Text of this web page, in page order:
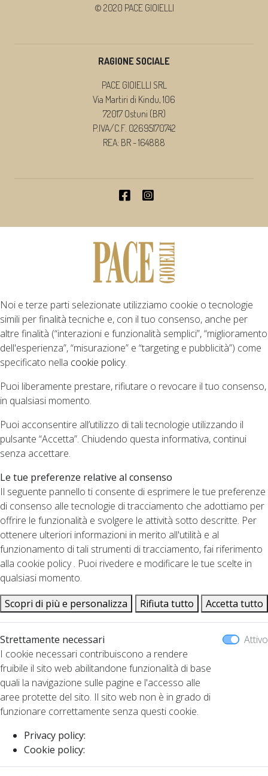
© 2020 PACE GIOIELLI
RAGIONE SOCIALE
PACE GIOIELLI SRL
Via Martiri di Kindu, 106
72017 Ostuni (BR)
P.IVA/C.F. 02695170742
REA: BR - 164888
Noi e terze parti selezionate utilizziamo cookie o tecnologie
simili per finalità tecniche e, con il tuo consenso, anche per
altre finalità (“interazioni e funzionalità semplici”, “miglioramento
dell'esperienza”, “misurazione” e “targeting e pubblicità”) come
specificato nella cookie policy.
Puoi liberamente prestare, rifiutare o revocare il tuo consenso,
in qualsiasi momento.
Puoi acconsentire all’utilizzo di tali tecnologie utilizzando il
pulsante “Accetta”. Chiudendo questa informativa, continui
senza accettare.
Le tue preferenze relative al consenso
Il seguente pannello ti consente di esprimere le tue preferenze
di consenso alle tecnologie di tracciamento che adottiamo per
offrire le funzionalità e svolgere le attività sotto descritte. Per
ottenere ulteriori informazioni in merito all'utilità e al
funzionamento di tali strumenti di tracciamento, fai riferimento
alla cookie policy . Puoi rivedere e modificare le tue scelte in
qualsiasi momento.
Scopri di più e personalizza
Rifiuta tutto Accetta tutto
Strettamente necessari
I cookie necessari contribuiscono a rendere
fruibile il sito web abilitandone funzionalità di base
quali la navigazione sulle pagine e l'accesso alle
aree protette del sito. Il sito web non è in grado di
funzionare correttamente senza questi cookie.
Privacy policy:
Cookie policy:
Attivo